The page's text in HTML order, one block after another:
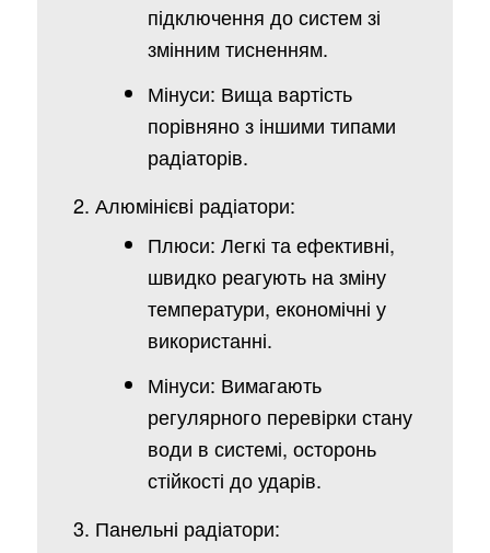
підключення до систем зі
змінним тисненням.
Мінуси: Вища вартість
порівняно з іншими типами
радіаторів.
Алюмінієві радіатори:
Плюси: Легкі та ефективні,
швидко реагують на зміну
температури, економічні у
використанні.
Мінуси: Вимагають
регулярного перевірки стану
води в системі, осторонь
стійкості до ударів.
Панельні радіатори: